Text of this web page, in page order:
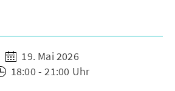
19. Mai 2026
18:00 - 21:00 Uhr